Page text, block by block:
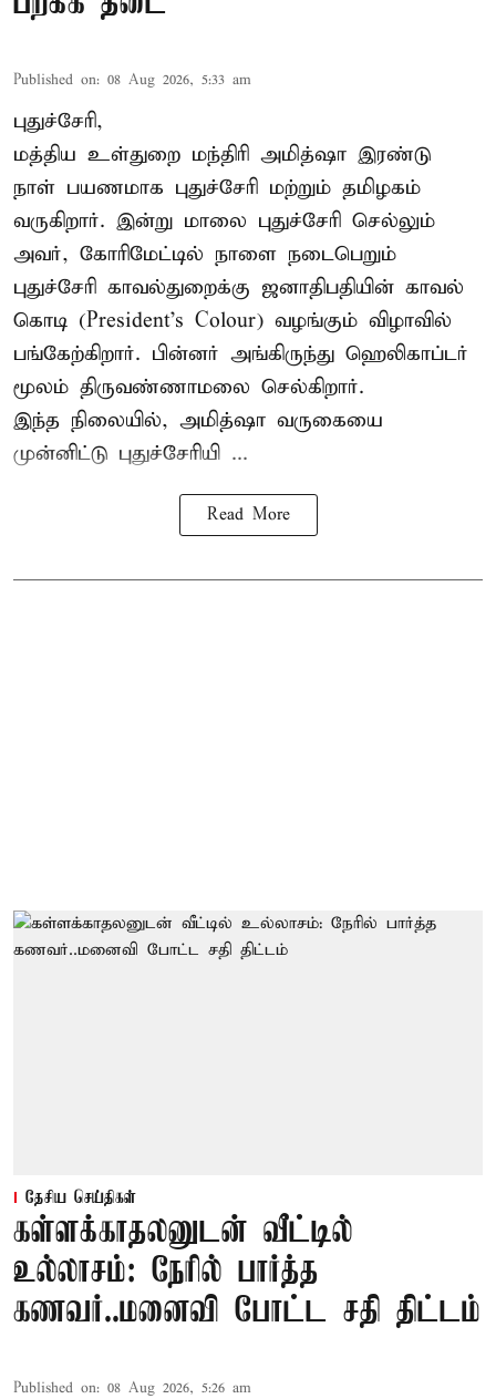
Published on: 08 Aug 2026, 5:33 am
புதுச்சேரி,
மத்திய உள்துறை மந்திரி அமித்ஷா இரண்டு
நாள் பயணமாக புதுச்சேரி மற்றும் தமிழகம்
வருகிறார். இன்று மாலை புதுச்சேரி செல்லும்
அவர், கோரிமேட்டில் நாளை நடைபெறும்
புதுச்சேரி காவல்துறைக்கு ஜனாதிபதியின் காவல்
கொடி (President's Colour) வழங்கும் விழாவில்
பங்கேற்கிறார். பின்னர் அங்கிருந்து ஹெலிகாப்டர்
மூலம் திருவண்ணாமலை செல்கிறார்.
இந்த நிலையில், அமித்ஷா வருகையை
முன்னிட்டு புதுச்சேரியி ...
Read More
தேசிய செய்திகள்
கள்ளக்காதலனுடன் வீட்டில்
உல்லாசம்: நேரில் பார்த்த
கணவர்..மனைவி போட்ட சதி திட்டம்
Published on: 08 Aug 2026, 5:26 am